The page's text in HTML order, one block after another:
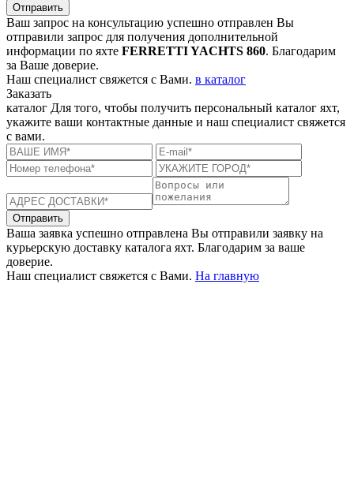
Отправить
Ваш запрос на консультацию успешно отправлен Вы
отправили запрос для получения дополнительной
информации по яхте FERRETTI YACHTS 860. Благодарим
за Ваше доверие.
Наш специалист свяжется с Вами. в каталог
Заказать
каталог Для того, чтобы получить персональный каталог яхт,
укажите ваши контактные данные и наш специалист свяжется
с вами.
Отправить
Ваша заявка успешно отправлена Вы отправили заявку на
курьерскую доставку каталога яхт. Благодарим за ваше
доверие.
Наш специалист свяжется с Вами. На главную